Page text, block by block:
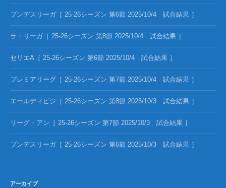
ブンデスリーガ［ 25-26シーズン 第6節 2025/10/4 試合結果 ］
ラ・リーガ［ 25-26シーズン 第8節 2025/10/4 試合結果 ］
セリエA［ 25-26シーズン 第6節 2025/10/4 試合結果 ］
プレミアリーグ［ 25-26シーズン 第7節 2025/10/4 試合結果 ］
エールディビジ［ 25-26シーズン 第8節 2025/10/3 試合結果 ］
リーグ・アン［ 25-26シーズン 第7節 2025/10/3 試合結果 ］
ブンデスリーガ［ 25-26シーズン 第6節 2025/10/3 試合結果 ］
アーカイブ